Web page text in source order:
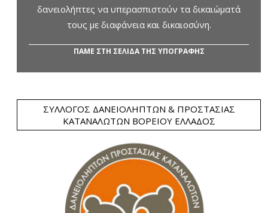
δανειολήπτες να υπερασπιστούν τα δικαιώματά
τους με διαφάνεια και δικαιοσύνη.
ΠΑΜΕ ΣΤΗ ΣΕΛΙΔΑ ΤΗΣ ΥΠΟΓΡΑΦΗΣ
ΣΎΛΛΟΓΟΣ ΔΑΝΕΙΟΛΗΠΤΏΝ & ΠΡΟΣΤΑΣΊΑΣ
ΚΑΤΑΝΑΛΩΤΏΝ ΒΟΡΕΊΟΥ ΕΛΛΆΔΟΣ